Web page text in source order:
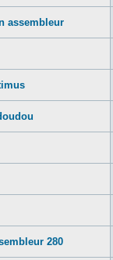
assembleur
280